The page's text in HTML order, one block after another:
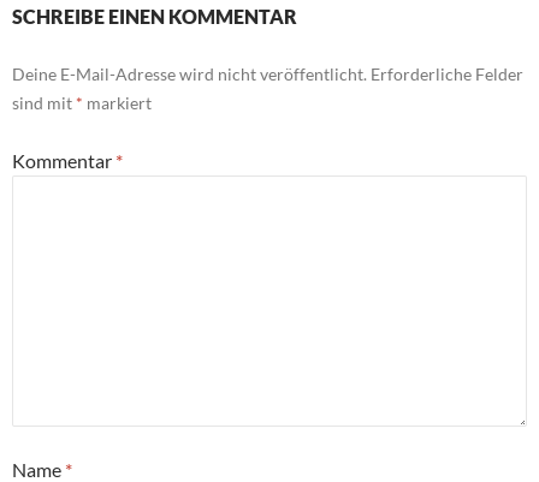
SCHREIBE EINEN KOMMENTAR
Deine E-Mail-Adresse wird nicht veröffentlicht. Erforderliche Felder
sind mit * markiert
Kommentar *
Name *